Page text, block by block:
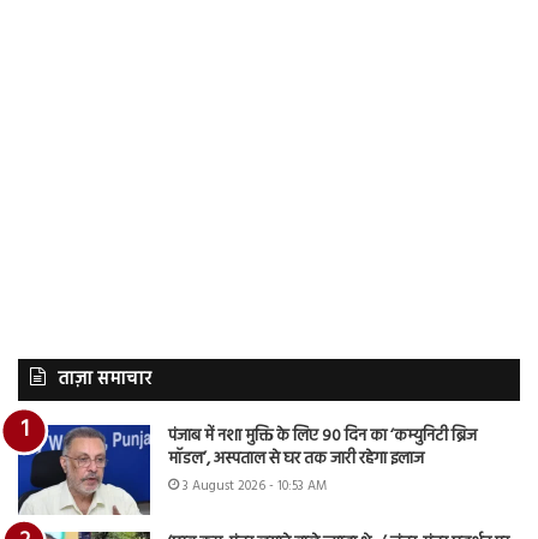
ताज़ा समाचार
पंजाब में नशा मुक्ति के लिए 90 दिन का ‘कम्युनिटी ब्रिज
मॉडल’, अस्पताल से घर तक जारी रहेगा इलाज
3 August 2026 - 10:53 AM